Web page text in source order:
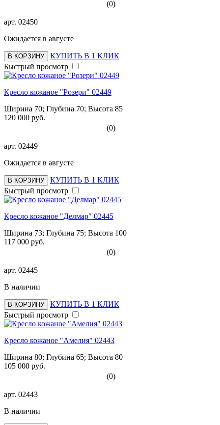
(0)
арт. 02450
Ожидается в августе
В КОРЗИНУ
КУПИТЬ В 1 КЛИК
Быстрый просмотр
Кресло кожаное "Розери" 02449
Ширина 70; Глубина 70; Высота 85
120 000 руб.
(0)
арт. 02449
Ожидается в августе
В КОРЗИНУ
КУПИТЬ В 1 КЛИК
Быстрый просмотр
Кресло кожаное "Делмар" 02445
Ширина 73; Глубина 75; Высота 100
117 000 руб.
(0)
арт. 02445
В наличии
В КОРЗИНУ
КУПИТЬ В 1 КЛИК
Быстрый просмотр
Кресло кожаное "Амелия" 02443
Ширина 80; Глубина 65; Высота 80
105 000 руб.
(0)
арт. 02443
В наличии